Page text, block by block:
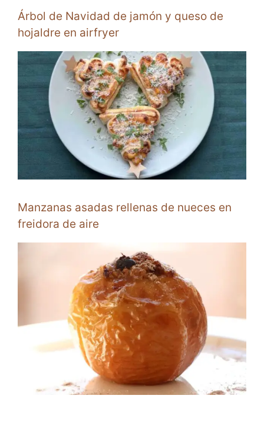
Árbol de Navidad de jamón y queso de
hojaldre en airfryer
Manzanas asadas rellenas de nueces en
freidora de aire